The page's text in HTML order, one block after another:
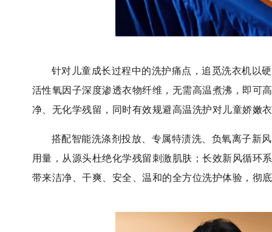
针对儿童成长过程中的洗护痛点，追觅洗衣机以
活性氧因子深度渗透衣物纤维，无需高温煮沸，即可
净、无化学残留，同时有效规避高温洗护对儿童娇嫩
搭配智能洗涤剂投放、专属特渍洗、负氧离子新
用量，从源头杜绝化学残留刺激肌肤；长效新风循环
带来洁净、干爽、安全、温和的全方位洗护体验，彻